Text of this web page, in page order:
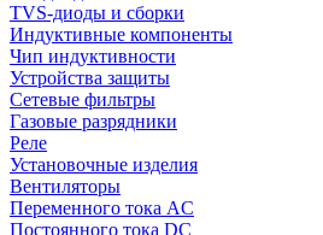
TVS-диоды и сборки
Индуктивные компоненты
Чип индуктивности
Устройства защиты
Сетевые фильтры
Газовые разрядники
Реле
Установочные изделия
Вентиляторы
Переменного тока AC
Постоянного тока DC